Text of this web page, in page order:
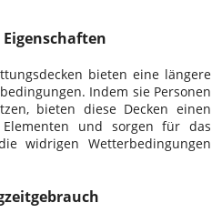
bieten eine längere
Indem sie Personen
bieten diese Decken einen
und sorgen für das
widrigen Wetterbedingungen